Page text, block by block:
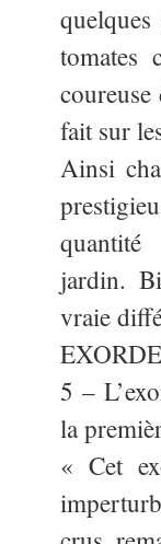
tomates
fait sur
Ainsi
jardin.
vraie
EXORDE
5 –
la
« Cet